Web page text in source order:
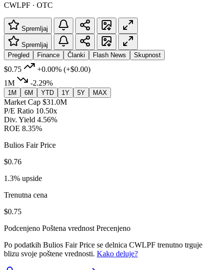
CWLPF · OTC
Spremljaj
Spremljaj
Pregled
Finance Članki Flash News Skupnost
$0.75 +0.00% (+$0.00)
1M
-2.29%
1M 6M YTD 1Y 5Y MAX
Market Cap $31.0M
P/E Ratio 10.50x
Div. Yield 4.56%
ROE 8.35%
Bulios Fair Price
$0.76
1.3% upside
Trenutna cena
$0.75
Podcenjeno Poštena vrednost Precenjeno
Po podatkih Bulios Fair Price se delnica CWLPF trenutno trguje
blizu svoje poštene vrednosti. Kako deluje?